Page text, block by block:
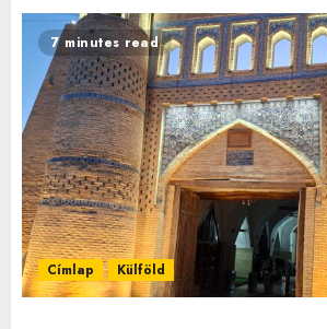
7 minutes read
Címlap Külföld